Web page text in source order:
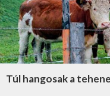
Túl hangosak a